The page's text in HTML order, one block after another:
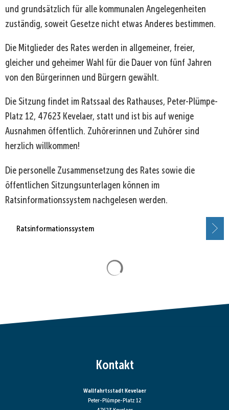
und grundsätzlich für alle kommunalen Angelegenheiten
zuständig, soweit Gesetze nicht etwas Anderes bestimmen.
Die Mitglieder des Rates werden in allgemeiner, freier,
gleicher und geheimer Wahl für die Dauer von fünf Jahren
von den Bürgerinnen und Bürgern gewählt.
Die Sitzung findet im Ratssaal des Rathauses, Peter-Plümpe-
Platz 12, 47623 Kevelaer, statt und ist bis auf wenige
Ausnahmen öffentlich. Zuhörerinnen und Zuhörer sind
herzlich willkommen!
Die personelle Zusammensetzung des Rates sowie die
öffentlichen Sitzungsunterlagen können im
Ratsinformationssystem nachgelesen werden.
Ratsinformationssystem
Kontakt
Wallfahrtsstadt Kevelaer
Peter-Plümpe-Platz 12